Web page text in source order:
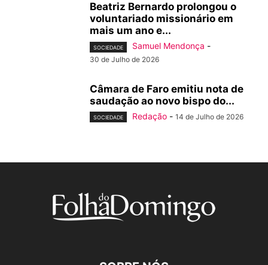
Beatriz Bernardo prolongou o
voluntariado missionário em
mais um ano e...
SOCIEDADE Samuel Mendonça -
30 de Julho de 2026
Câmara de Faro emitiu nota de
saudação ao novo bispo do...
SOCIEDADE Redação - 14 de Julho de 2026